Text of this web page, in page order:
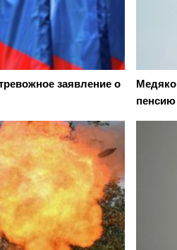
заявление о
пенсию